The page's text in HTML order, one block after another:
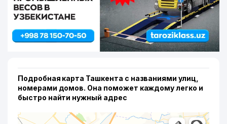
Подробная карта Ташкента с названиями улиц,
номерами домов. Она поможет каждому легко и
быстро найти нужный адрес